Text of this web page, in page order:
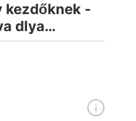
kezdőknek -
dlya